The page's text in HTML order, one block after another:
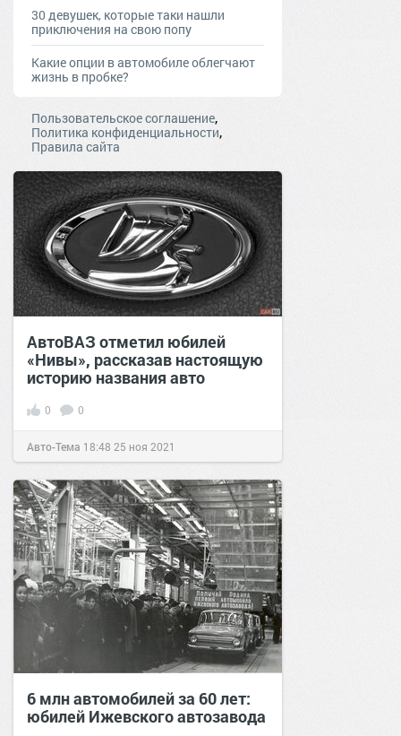
30 девушек, которые таки нашли
приключения на свою попу
Какие опции в автомобиле облегчают
жизнь в пробке?
Пользовательское соглашение,
Политика конфиденциальности,
Правила сайта
АвтоВАЗ отметил юбилей
«Нивы», рассказав настоящую
историю названия авто
0 0
Авто-Тема 18:48 25 ноя 2021
6 млн автомобилей за 60 лет:
юбилей Ижевского автозавода